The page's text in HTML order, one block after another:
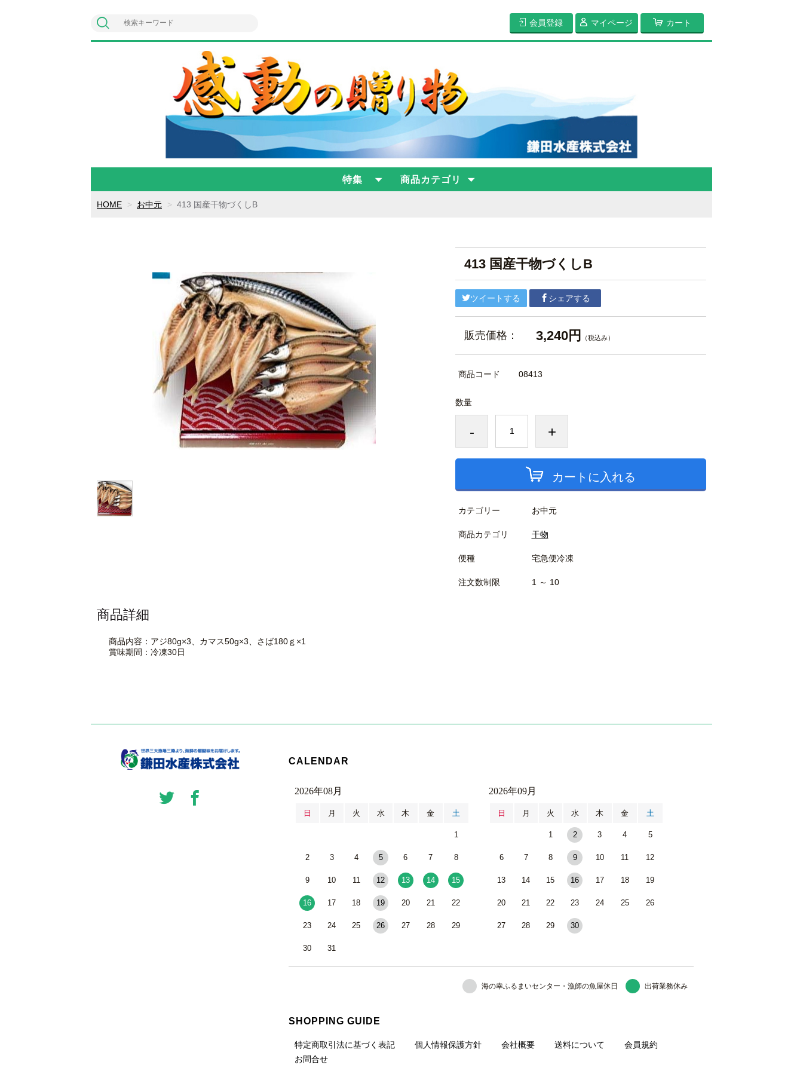
会員登録 マイページ カート
特集 商品カテゴリ
HOME お中元 413 国産干物づくしB
413 国産干物づくしB
ツイートする シェアする
販売価格： 3,240円 （税込み）
商品コード 08413
数量
- +
カートに入れる
カテゴリー お中元
商品カテゴリ 干物
便種 宅急便冷凍
注文数制限 1 ～ 10
商品詳細
商品内容：アジ80g×3、カマス50g×3、さば180ｇ×1
賞味期間：冷凍30日
CALENDAR
2026年08月
日 月 火 水 木 金 土
1
2 3 4 5 6 7 8
9 10 11 12 13 14 15
16 17 18 19 20 21 22
23 24 25 26 27 28 29
30 31
2026年09月
日 月 火 水 木 金 土
1 2 3 4 5
6 7 8 9 10 11 12
13 14 15 16 17 18 19
20 21 22 23 24 25 26
27 28 29 30
海の幸ふるまいセンター・漁師の魚屋休日 出荷業務休み
SHOPPING GUIDE
特定商取引法に基づく表記 個人情報保護方針 会社概要 送料について
会員規約
お問合せ